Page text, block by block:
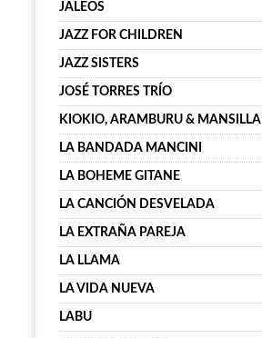
JALEOS
JAZZ FOR CHILDREN
JAZZ SISTERS
JOSÉ TORRES TRÍO
KIOKIO, ARAMBURU & MANSILLA
LA BANDADA MANCINI
LA BOHEME GITANE
LA CANCIÓN DESVELADA
LA EXTRAÑA PAREJA
LA LLAMA
LA VIDA NUEVA
LABU